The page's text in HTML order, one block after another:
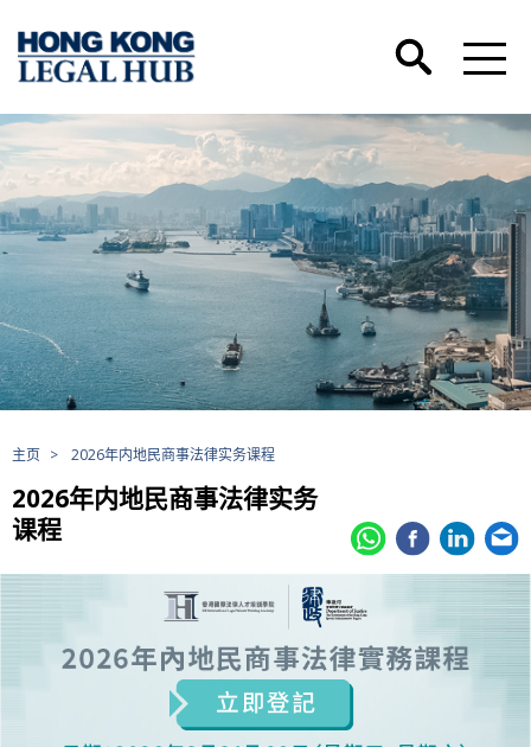
主页 > 2026年内地民商事法律实务课程
2026年内地民商事法律实务
课程